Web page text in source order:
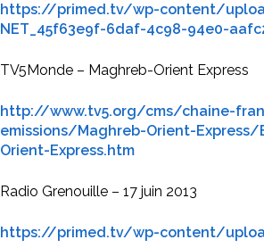
https://primed.tv/wp-content/
NET_45f63e9f-6daf-4c98-94e0-
TV5Monde – Maghreb-Orient Express
http://www.tv5.org/cms/chaine-
emissions/Maghreb-Orient-
Orient-Express.htm
Radio Grenouille – 17 juin 2013
https://primed.tv/wp-content/